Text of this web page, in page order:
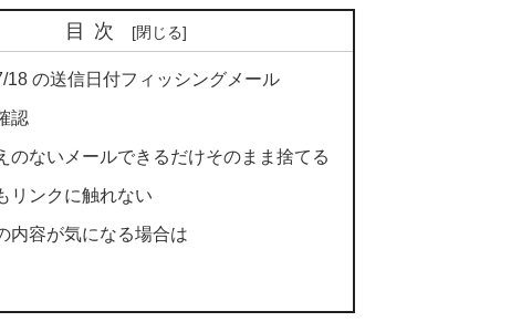
目次
18 の送信日付フィッシングメール
認
のないメールできるだけそのまま捨てる
リンクに触れない
内容が気になる場合は